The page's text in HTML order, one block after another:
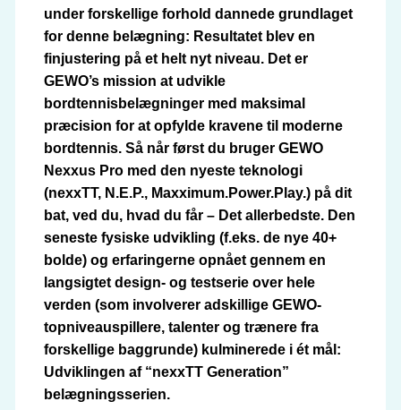
under forskellige forhold dannede grundlaget
for denne belægning: Resultatet blev en
finjustering på et helt nyt niveau. Det er
GEWO’s mission at udvikle
bordtennisbelægninger med maksimal
præcision for at opfylde kravene til moderne
bordtennis. Så når først du bruger GEWO
Nexxus Pro med den nyeste teknologi
(nexxTT, N.E.P., Maxximum.Power.Play.) på dit
bat, ved du, hvad du får – Det allerbedste. Den
seneste fysiske udvikling (f.eks. de nye 40+
bolde) og erfaringerne opnået gennem en
langsigtet design- og testserie over hele
verden (som involverer adskillige GEWO-
topniveauspillere, talenter og trænere fra
forskellige baggrunde) kulminerede i ét mål:
Udviklingen af “nexxTT Generation”
belægningsserien.